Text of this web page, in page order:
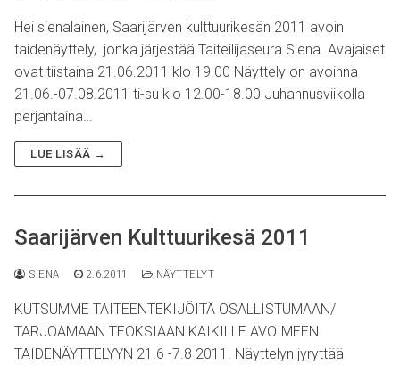
Hei sienalainen, Saarijärven kulttuurikesän 2011 avoin
taidenäyttely, jonka järjestää Taiteilijaseura Siena. Avajaiset
ovat tiistaina 21.06.2011 klo 19.00 Näyttely on avoinna
21.06.-07.08.2011 ti-su klo 12.00-18.00 Juhannusviikolla
perjantaina…
LUE LISÄÄ →
Saarijärven Kulttuurikesä 2011
SIENA 2.6.2011 NÄYTTELYT
KUTSUMME TAITEENTEKIJÖITÄ OSALLISTUMAAN/
TARJOAMAAN TEOKSIAAN KAIKILLE AVOIMEEN
TAIDENÄYTTELYYN 21.6 -7.8 2011. Näyttelyn jyryttää